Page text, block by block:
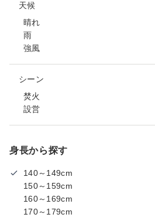
天候
晴れ
雨
強風
シーン
焚火
設営
身長から探す
140～149cm
150～159cm
160～169cm
170～179cm